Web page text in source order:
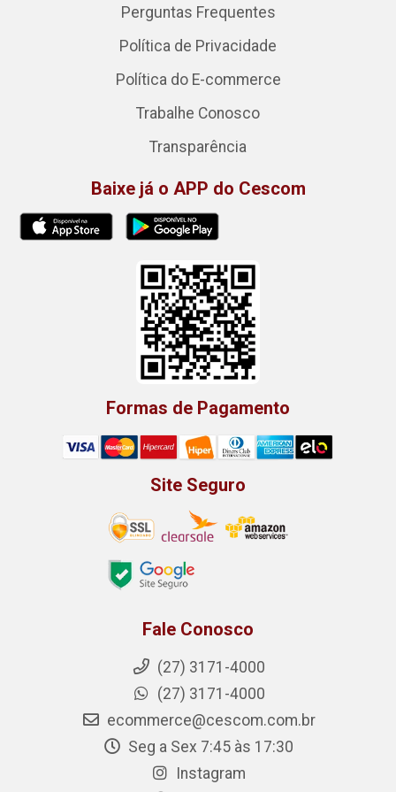
Perguntas Frequentes
Política de Privacidade
Política do E-commerce
Trabalhe Conosco
Transparência
Baixe já o APP do Cescom
Formas de Pagamento
Site Seguro
Fale Conosco
(27) 3171-4000
(27) 3171-4000
ecommerce@cescom.com.br
Seg a Sex 7:45 às 17:30
Instagram